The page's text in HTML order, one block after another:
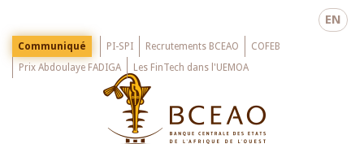
main
EN
Menu
Top
Communiqué PI-SPI Recrutements BCEAO
COFEB
Prix Abdoulaye FADIGA
Les FinTech dans l'UEMOA